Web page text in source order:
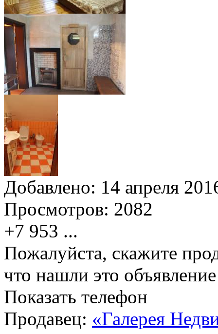
Добавлено: 14 апреля
Просмотров: 2082
+7 953 ...
Пожалуйста, скажите
что нашли это
Показать телефон
Продавец: «Галерея